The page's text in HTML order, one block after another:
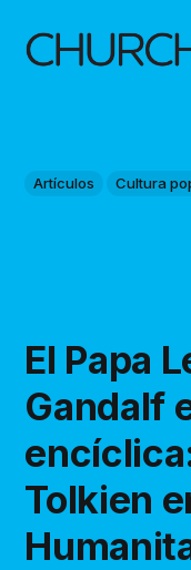
Artículos Cultura
El Papa
Gandalf
Tolkien